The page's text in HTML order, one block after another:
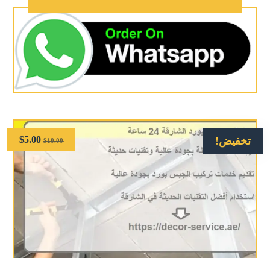
تخفيض! $10.00
$5.00